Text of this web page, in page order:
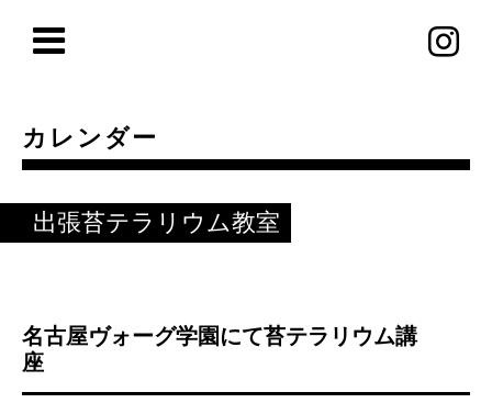
カレンダー
出張苔テラリウム教室
名古屋ヴォーグ学園にて苔テラリウム講
座